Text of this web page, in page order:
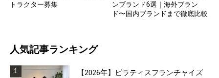
トラクター募集
ンブランド6選｜海外ブラン
ド〜国内ブランドまで徹底比較
人気記事ランキング
【2026年】ピラティスフランチャイズ